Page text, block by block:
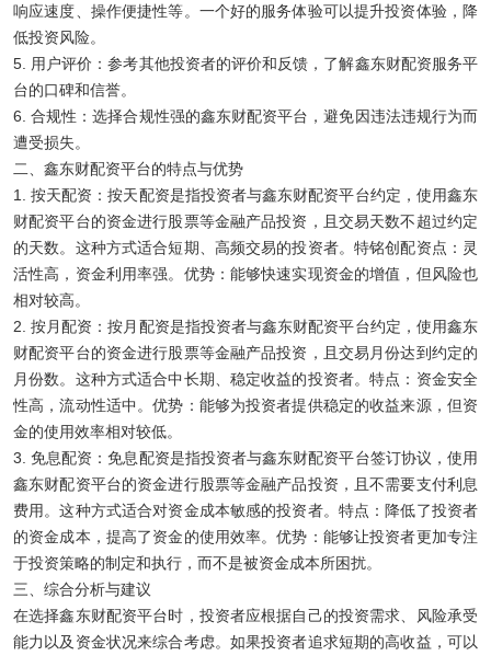
响应速度、操作便捷性等。一个好的服务体验可以提升投资体验，降
低投资风险。
5. 用户评价：参考其他投资者的评价和反馈，了解鑫东财配资服务平
台的口碑和信誉。
6. 合规性：选择合规性强的鑫东财配资平台，避免因违法违规行为而
遭受损失。
二、鑫东财配资平台的特点与优势
1. 按天配资：按天配资是指投资者与鑫东财配资平台约定，使用鑫东
财配资平台的资金进行股票等金融产品投资，且交易天数不超过约定
的天数。这种方式适合短期、高频交易的投资者。特铭创配资点：灵
活性高，资金利用率强。优势：能够快速实现资金的增值，但风险也
相对较高。
2. 按月配资：按月配资是指投资者与鑫东财配资平台约定，使用鑫东
财配资平台的资金进行股票等金融产品投资，且交易月份达到约定的
月份数。这种方式适合中长期、稳定收益的投资者。特点：资金安全
性高，流动性适中。优势：能够为投资者提供稳定的收益来源，但资
金的使用效率相对较低。
3. 免息配资：免息配资是指投资者与鑫东财配资平台签订协议，使用
鑫东财配资平台的资金进行股票等金融产品投资，且不需要支付利息
费用。这种方式适合对资金成本敏感的投资者。特点：降低了投资者
的资金成本，提高了资金的使用效率。优势：能够让投资者更加专注
于投资策略的制定和执行，而不是被资金成本所困扰。
三、综合分析与建议
在选择鑫东财配资平台时，投资者应根据自己的投资需求、风险承受
能力以及资金状况来综合考虑。如果投资者追求短期的高收益，可以